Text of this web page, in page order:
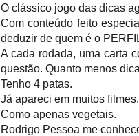
O clássico jogo das dicas
Com conteúdo feito
deduzir de quem é o
A cada rodada, uma carta
questão. Quanto menos
Tenho 4 patas.
Já apareci em muitos filmes.
Como apenas vegetais.
Rodrigo Pessoa me